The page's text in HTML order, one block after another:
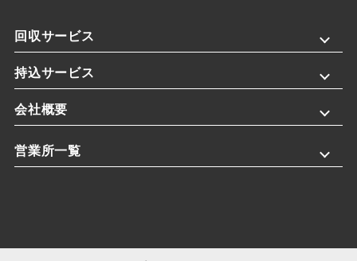
回収サービス
持込サービス
会社概要
営業所一覧